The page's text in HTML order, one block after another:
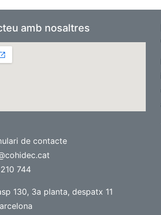
amb nosaltres
de contacte
74​4
130, 3a planta, despatx 11